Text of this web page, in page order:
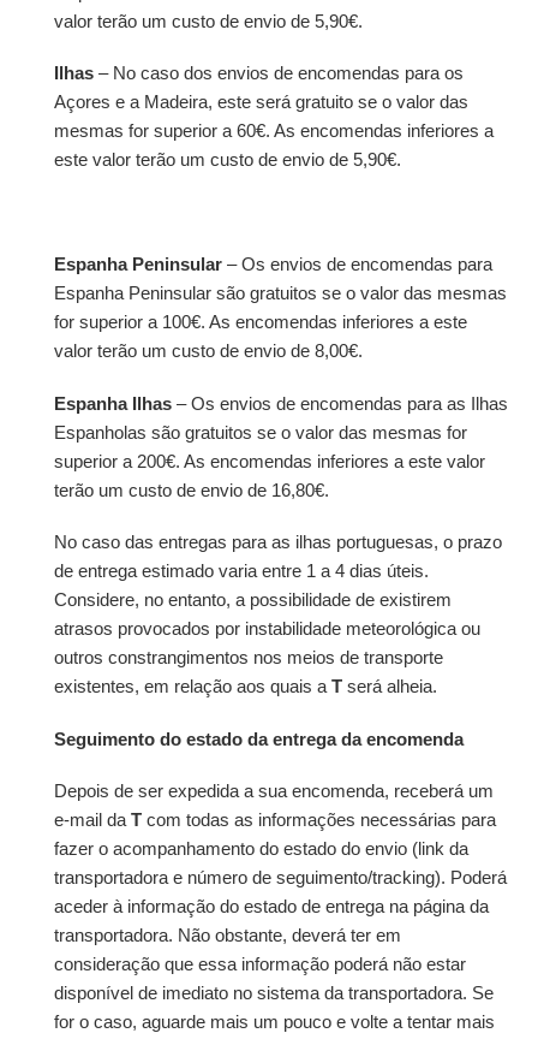
valor terão um custo de envio de 5,90€.
Ilhas – No caso dos envios de encomendas para os
Açores e a Madeira, este será gratuito se o valor das
mesmas for superior a 60€. As encomendas inferiores a
este valor terão um custo de envio de 5,90€.
Espanha Peninsular – Os envios de encomendas para
Espanha Peninsular são gratuitos se o valor das mesmas
for superior a 100€. As encomendas inferiores a este
valor terão um custo de envio de 8,00€.
Espanha Ilhas – Os envios de encomendas para as Ilhas
Espanholas são gratuitos se o valor das mesmas for
superior a 200€. As encomendas inferiores a este valor
terão um custo de envio de 16,80€.
No caso das entregas para as ilhas portuguesas, o prazo
de entrega estimado varia entre 1 a 4 dias úteis.
Considere, no entanto, a possibilidade de existirem
atrasos provocados por instabilidade meteorológica ou
outros constrangimentos nos meios de transporte
existentes, em relação aos quais a T será alheia.
Seguimento do estado da entrega da encomenda
Depois de ser expedida a sua encomenda, receberá um
e-mail da T com todas as informações necessárias para
fazer o acompanhamento do estado do envio (link da
transportadora e número de seguimento/tracking). Poderá
aceder à informação do estado de entrega na página da
transportadora. Não obstante, deverá ter em
consideração que essa informação poderá não estar
disponível de imediato no sistema da transportadora. Se
for o caso, aguarde mais um pouco e volte a tentar mais